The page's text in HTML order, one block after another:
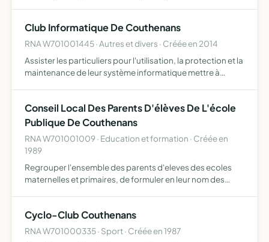
Club Informatique De Couthenans
RNA W701001445 · Autres et divers · Créée en 2014
Assister les particuliers pour l'utilisation, la protection et la
maintenance de leur système informatique mettre à
Conseil Local Des Parents D'élèves De L'école
Publique De Couthenans
RNA W701001009 · Education et formation · Créée en
1989
Regrouper l'ensemble des parents d'eleves des ecoles
maternelles et primaires, de formuler en leur nom des
Cyclo-Club Couthenans
RNA W701000335 · Sport · Créée en 1987